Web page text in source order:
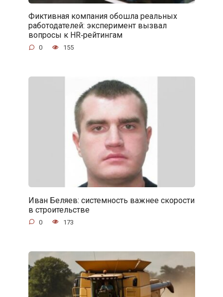
Фиктивная компания обошла реальных
работодателей: эксперимент вызвал
вопросы к HR‑рейтингам
0 155
Иван Беляев: системность важнее скорости
в строительстве
0 173